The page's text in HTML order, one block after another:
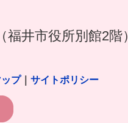
福井市役所別館2階
プ｜ サイトポリシー